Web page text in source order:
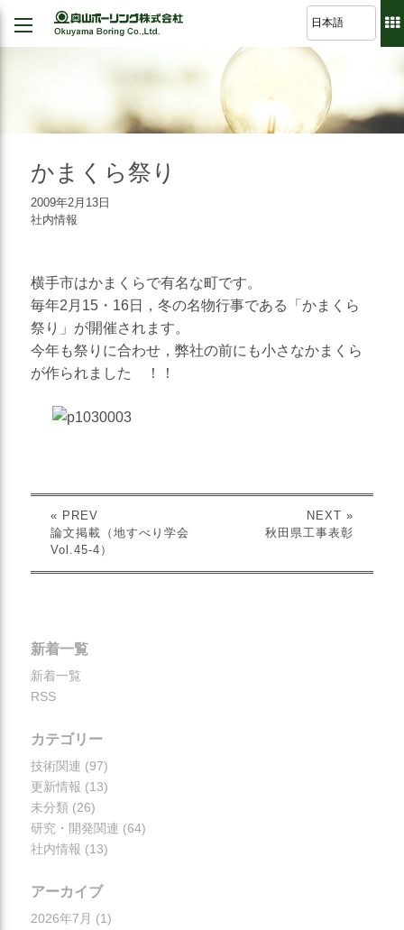
我が社の大悲願
品質方針
代表挨拶
会社概要
沿革
組織図
地すべり防止工事
のり面保護工事
グラウト工事
軟弱地盤解析
道路河川/構造物設計
地下水・水文調査
災害対応
防災
砂防・地すべり調査
礎調査
総合解析
施設維持管理
R&D 論文集
波形集水パイプ
かまくら祭り
2009年2月13日
社内情報
横手市はかまくらで有名な町です。
毎年2月15・16日，冬の名物行事である「かまくら
祭り」が開催されます。
今年も祭りに合わせ，弊社の前にも小さなかまくら
が作られました ！！
« PREV
論文掲載（地すべり学会
Vol.45-4）
NEXT »
秋田県工事表彰
新着一覧
新着一覧
RSS
カテゴリー
技術関連 (97)
更新情報 (13)
未分類 (26)
研究・開発関連 (64)
社内情報 (13)
アーカイブ
2026年7月 (1)